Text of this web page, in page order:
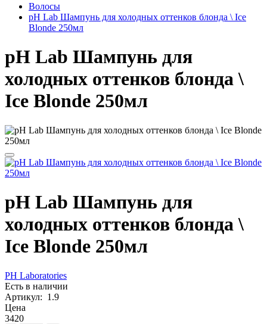
Волосы
pH Lab Шампунь для холодных оттенков блонда \ Ice
Blonde 250мл
pH Lab Шампунь для
холодных оттенков блонда \
Ice Blonde 250мл
pH Lab Шампунь для
холодных оттенков блонда \
Ice Blonde 250мл
PH Laboratories
Есть в наличии
Артикул: 1.9
Цена
3420